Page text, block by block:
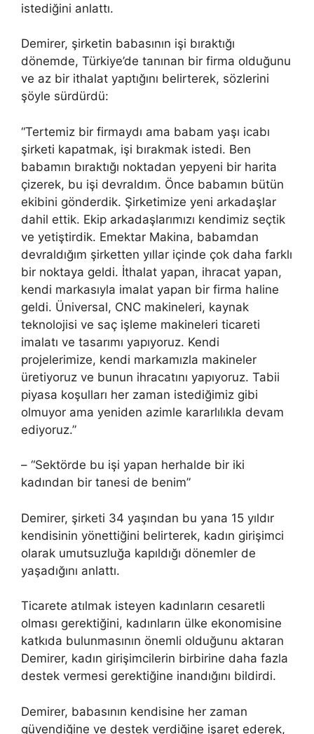
istediğini anlattı.
Demirer, şirketin babasının işi bıraktığı
dönemde, Türkiye’de tanınan bir firma olduğunu
ve az bir ithalat yaptığını belirterek, sözlerini
şöyle sürdürdü:
“Tertemiz bir firmaydı ama babam yaşı icabı
şirketi kapatmak, işi bırakmak istedi. Ben
babamın bıraktığı noktadan yepyeni bir harita
çizerek, bu işi devraldım. Önce babamın bütün
ekibini gönderdik. Şirketimize yeni arkadaşlar
dahil ettik. Ekip arkadaşlarımızı kendimiz seçtik
ve yetiştirdik. Emektar Makina, babamdan
devraldığım şirketten yıllar içinde çok daha farklı
bir noktaya geldi. İthalat yapan, ihracat yapan,
kendi markasıyla imalat yapan bir firma haline
geldi. Üniversal, CNC makineleri, kaynak
teknolojisi ve saç işleme makineleri ticareti
imalatı ve tasarımı yapıyoruz. Kendi
projelerimize, kendi markamızla makineler
üretiyoruz ve bunun ihracatını yapıyoruz. Tabii
piyasa koşulları her zaman istediğimiz gibi
olmuyor ama yeniden azimle kararlılıkla devam
ediyoruz.”
– “Sektörde bu işi yapan herhalde bir iki
kadından bir tanesi de benim”
Demirer, şirketi 34 yaşından bu yana 15 yıldır
kendisinin yönettiğini belirterek, kadın girişimci
olarak umutsuzluğa kapıldığı dönemler de
yaşadığını anlattı.
Ticarete atılmak isteyen kadınların cesaretli
olması gerektiğini, kadınların ülke ekonomisine
katkıda bulunmasının önemli olduğunu aktaran
Demirer, kadın girişimcilerin birbirine daha fazla
destek vermesi gerektiğine inandığını bildirdi.
Demirer, babasının kendisine her zaman
güvendiğine ve destek verdiğine işaret ederek,